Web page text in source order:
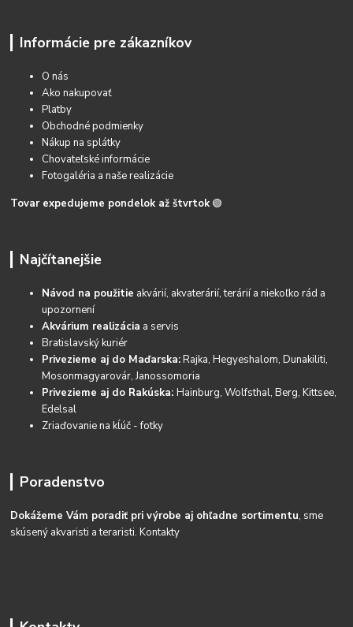
Informácie pre zákazníkov
O nás
Ako nakupovať
Platby
Obchodné podmienky
Nákup na splátky
Chovateľské informácie
Fotogaléria a naše realizácie
Tovar expedujeme pondelok až štvrtok 🟢
Najčítanejšie
Návod na použitie akvárií, akvaterárií, terárií a niekoľko rád a
upozornení
Akvárium realizácia a servis
Bratislavský kuriér
Privezieme aj do Maďarska:Rajka, Hegyeshalom, Dunakiliti,
Mosonmagyarovár, Janossomoria
Privezieme aj do Rakúska:Hainburg, Wolfsthal, Berg, Kittsee,
Edelsal
Zriaďovanie na kĺúč - fotky
Poradenstvo
Dokážeme Vám poradiť pri výrobe aj ohľadne sortimentu, sme
skúsený akvaristi a teraristi.Kontakty